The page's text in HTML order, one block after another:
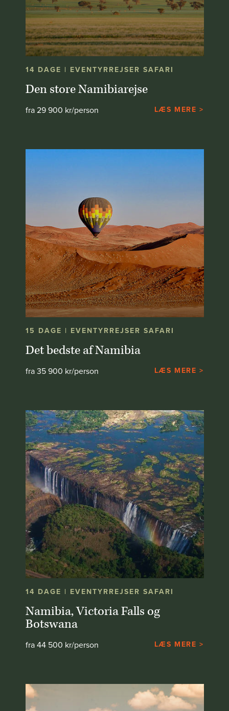
14 DAGE | EVENTYRREJSER SAFARI
Den store Namibiarejse
fra 29 900 kr/person LÆS MERE >
15 DAGE | EVENTYRREJSER SAFARI
Det bedste af Namibia
fra 35 900 kr/person LÆS MERE >
14 DAGE | EVENTYRREJSER SAFARI
Namibia, Victoria Falls og
Botswana
fra 44 500 kr/person LÆS MERE >